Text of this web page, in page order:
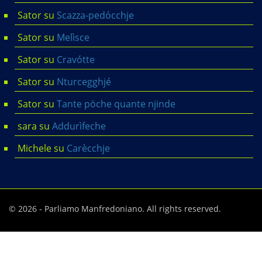
Satorsu Scazza-pedócchje
Satorsu Melìsce
Satorsu Cravótte
Satorsu Nturcegghjé
Satorsu Tante pöche quante njinde
sara su Addurìfeche
Michelesu Carècchje
© 2026 - Parliamo Manfredoniano. All rights reserved.